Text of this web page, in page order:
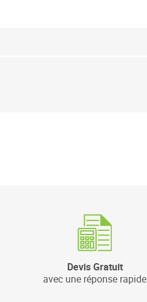
Devis Gratuit
avec une réponse rapide